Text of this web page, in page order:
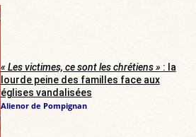
« Les victimes, ce sont les chrétiens » : la
lourde peine des familles face aux
églises vandalisées
Alienor de Pompignan